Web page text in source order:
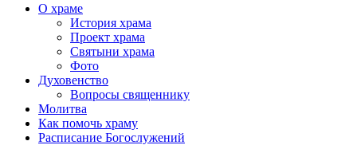
О храме
История храма
Проект храма
Святыни храма
Фото
Духовенство
Вопросы священнику
Молитва
Как помочь храму
Расписание Богослужений